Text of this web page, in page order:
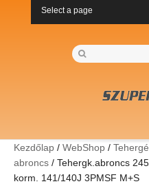
Select a page
Kezdőlap / WebShop /
abroncs / Tehergk.abroncs
korm. 141/140J 3PMSF M+S